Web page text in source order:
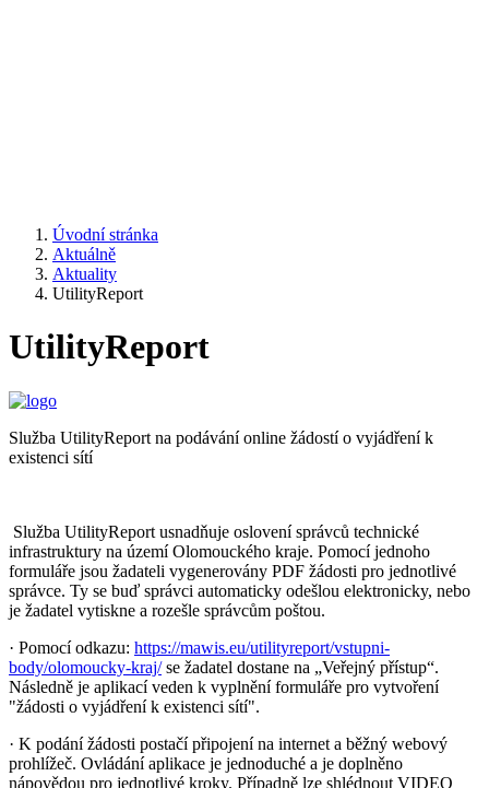
Úvodní stránka
Aktuálně
Aktuality
UtilityReport
UtilityReport
Služba UtilityReport na podávání online žádostí o vyjádření k
existenci sítí
Služba UtilityReport usnadňuje oslovení správců technické
infrastruktury na území Olomouckého kraje. Pomocí jednoho
formuláře jsou žadateli vygenerovány PDF žádosti pro jednotlivé
správce. Ty se buď správci automaticky odešlou elektronicky, nebo
je žadatel vytiskne a rozešle správcům poštou.
· Pomocí odkazu: https://mawis.eu/utilityreport/vstupni-
body/olomoucky-kraj/se žadatel dostane na „Veřejný přístup“.
Následně je aplikací veden k vyplnění formuláře pro vytvoření
"žádosti o vyjádření k existenci sítí".
· K podání žádosti postačí připojení na internet a běžný webový
prohlížeč. Ovládání aplikace je jednoduché a je doplněno
nápovědou pro jednotlivé kroky. Případně lze shlédnout VIDEO